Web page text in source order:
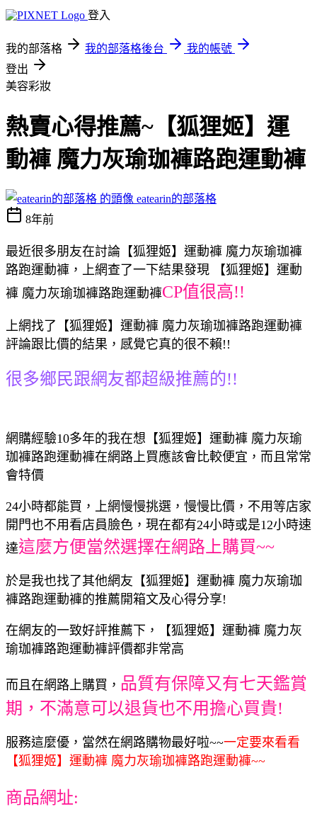
登入
我的部落格 我的部落格後台
我的帳號
登出
美容彩妝
熱賣心得推薦~【狐狸姬】運
動褲 魔力灰瑜珈褲路跑運動褲
eatearin的部落格
8年前
最近很多朋友在討論【狐狸姬】運動褲 魔力灰瑜珈褲
路跑運動褲，上網查了一下結果發現 【狐狸姬】運動
褲 魔力灰瑜珈褲路跑運動褲CP值很高!!
上網找了【狐狸姬】運動褲 魔力灰瑜珈褲路跑運動褲
評論跟比價的結果，感覺它真的很不賴!!
很多鄉民跟網友都超級推薦的!!
網購經驗10多年的我在想【狐狸姬】運動褲 魔力灰瑜
珈褲路跑運動褲在網路上買應該會比較便宜，而且常常
會特價
24小時都能買，上網慢慢挑選，慢慢比價，不用等店家
開門也不用看店員臉色，現在都有24小時或是12小時速
達這麼方便當然選擇在網路上購買~~
於是我也找了其他網友【狐狸姬】運動褲 魔力灰瑜珈
褲路跑運動褲的推薦開箱文及心得分享!
在網友的一致好評推薦下，【狐狸姬】運動褲 魔力灰
瑜珈褲路跑運動褲評價都非常高
而且在網路上購買， 品質有保障又有七天鑑賞
期，不滿意可以退貨也不用擔心買貴!
服務這麼優，當然在網路購物最好啦~~一定要來看看
【狐狸姬】運動褲 魔力灰瑜珈褲路跑運動褲~~
商品網址: